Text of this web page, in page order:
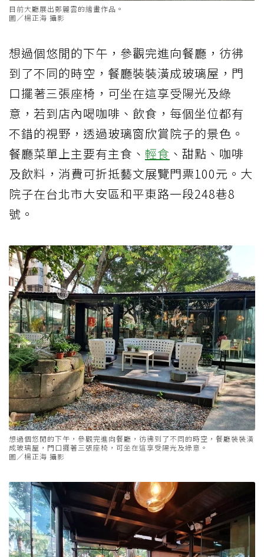
目前大廳展出鄭麗雲的繪畫作品。
圖／楊正海 攝影
想過個悠閒的下午，參觀完進向餐廳，彷彿
到了不同的時空，餐廳裝裝潢成玻璃屋，門
口擺著三張座椅，可坐在這享受陽光及綠
意，若到店內喝咖啡、飲食，每個坐位都有
不錯的視野，透過玻璃窗欣賞院子的景色。
餐廳菜單上主要有主食、 輕食 、甜點、咖啡
及飲料，消費可折抵藝文展覽門票100元。大
院子在台北市大安區和平東路一段248巷8
號。
想過個悠閒的下午，參觀完進向餐廳，彷彿到了不同的時空，餐廳裝裝潢
成玻璃屋，門口擺著三張座椅，可坐在這享受陽光及綠意。
圖／楊正海 攝影